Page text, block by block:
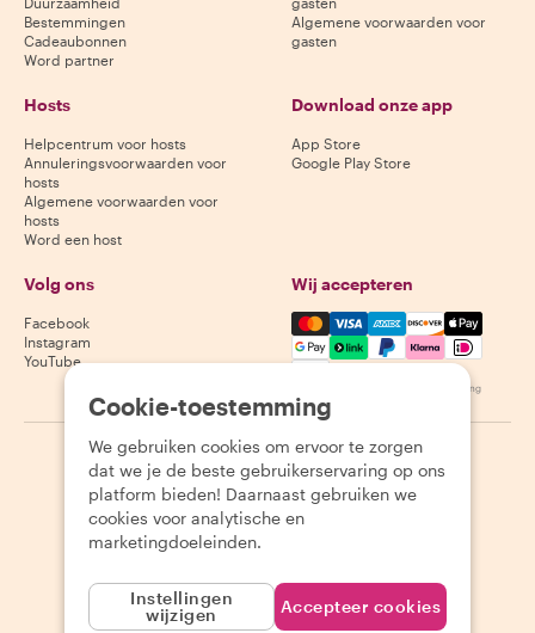
Bestemmingen
Cadeaubonnen
Word partner
Algemene voorwaarden voor
gasten
Hosts
Helpcentrum voor hosts
Annuleringsvoorwaarden voor
hosts
Algemene voorwaarden voor
hosts
Word een host
Download onze app
App Store
Google Play Store
Volg ons
Facebook
Instagram
YouTube
Wij accepteren
Mastercard, Visa, Amex,
Beschikbaarheid varieert per bestemming
2026 Withlocals.com Privacybeleid Cookies
Cookie-toestemming
We gebruiken cookies om ervoor te zorgen
dat we je de beste gebruikerservaring op ons
platform bieden! Daarnaast gebruiken we
cookies voor analytische en
marketingdoeleinden.
Instellingen
wijzigen
Accepteer cookies